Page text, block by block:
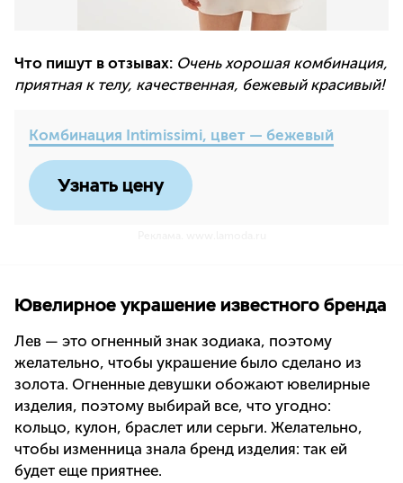
Что пишут в отзывах: Очень хорошая комбинация,
приятная к телу, качественная, бежевый красивый!
Комбинация Intimissimi, цвет — бежевый
Узнать цену
Ювелирное украшение известного бренда
Лев — это огненный знак зодиака, поэтому
желательно, чтобы украшение было сделано из
золота. Огненные девушки обожают ювелирные
изделия, поэтому выбирай все, что угодно:
кольцо, кулон, браслет или серьги. Желательно,
чтобы изменница знала бренд изделия: так ей
будет еще приятнее.